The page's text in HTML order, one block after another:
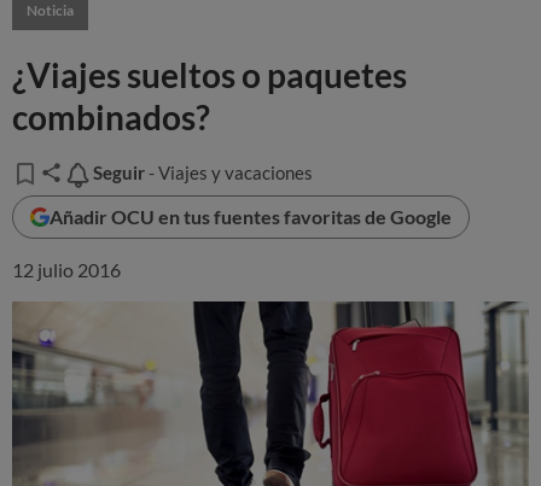
Noticia
¿Viajes sueltos o paquetes
combinados?
Seguir
Seguir - Viajes y vacaciones
Añadir OCU en tus fuentes favoritas de Google
12 julio 2016